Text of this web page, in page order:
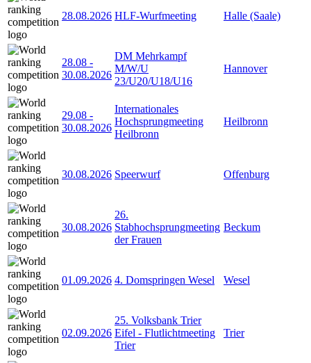
28.08.2026 HLF-Wurfmeeting Halle (Saale)
28.08 -
30.08.2026
DM Mehrkampf
M/W/U
23/U20/U18/U16
Hannover
29.08 -
30.08.2026
Internationales
Hochsprungmeeting
Heilbronn
Heilbronn
30.08.2026 Speerwurf Offenburg
30.08.2026
26.
Stabhochsprungmeeting
der Frauen
Beckum
01.09.2026 4. Domspringen Wesel Wesel
02.09.2026
25. Volksbank Trier
Eifel - Flutlichtmeeting
Trier
Trier